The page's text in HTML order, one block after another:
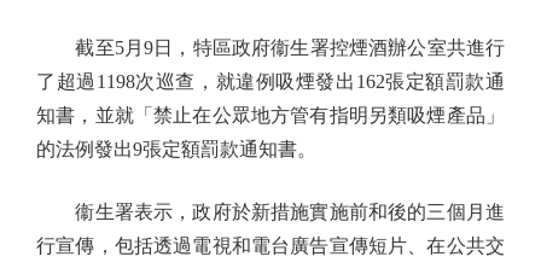
截至5月9日，特區政府衞生署控煙酒辦公室共進行
了超過1198次巡查，就違例吸煙發出162張定額罰款通
知書，並就「禁止在公眾地方管有指明另類吸煙產品」
的法例發出9張定額罰款通知書。
衞生署表示，政府於新措施實施前和後的三個月進
行宣傳，包括透過電視和電台廣告宣傳短片、在公共交